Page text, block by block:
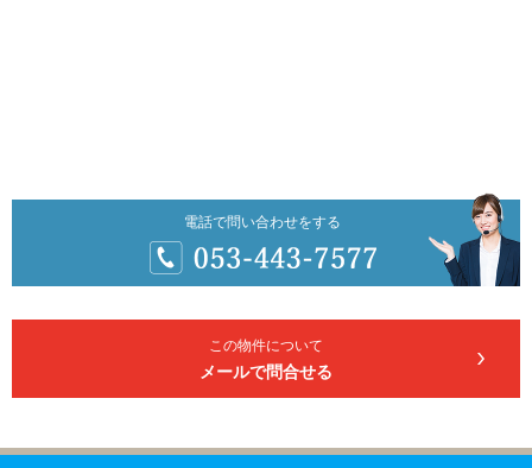
電話で問い合わせをする
この物件について
メールで問合せる